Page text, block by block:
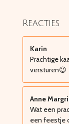
Reacties
Karin
Prachtige
versturen😉
Anne
Wat een
een feestje